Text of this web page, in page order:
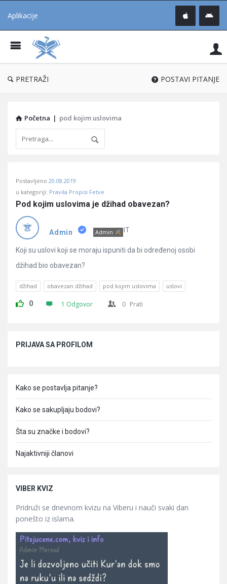
Aplikacije
®
PRETRAŽI POSTAVI PITANJE
Početna | pod kojim uslovima
Učene
Latest
Pitanja
Postavljeno 20.08.2019
u kategoriji: Pravila Propisi Fetve
Pod kojim uslovima je džihad obavezan?
Admin Admin IT
Koji su uslovi koji se moraju ispuniti da bi određenoj osobi
džihad bio obavezan?
džihad obavezan džihad pod kojim uslovima uslovi
0 1 Odgovor 0 Prati
PRIJAVA SA PROFILOM
Kako se postavlja pitanje?
Kako se sakupljaju bodovi?
Šta su značke i bodovi?
Najaktivniji članovi
VIBER KVIZ
Pridruži se dnevnom kvizu na Viberu i nauči svaki dan
ponešto iz islama.